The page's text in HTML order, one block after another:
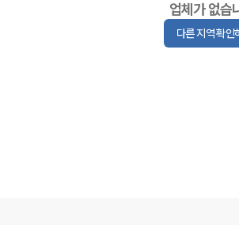
업체가 없습
다른 지역 확인